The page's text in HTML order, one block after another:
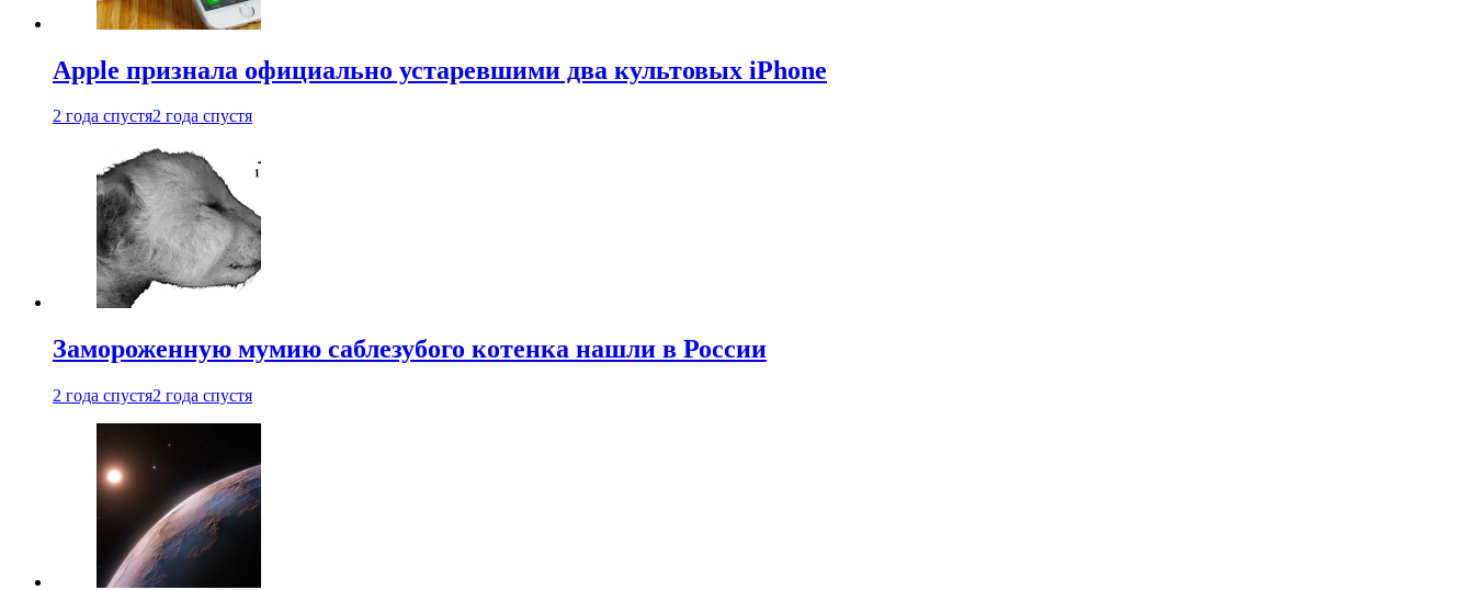
Apple признала официально устаревшими два культовых iPhone
2 года спустя2 года спустя
Замороженную мумию саблезубого котенка нашли в России
2 года спустя2 года спустя